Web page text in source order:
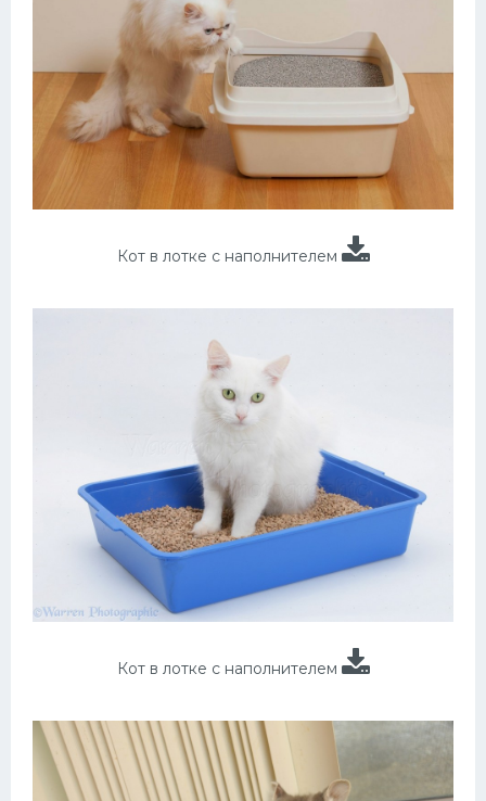
Кот в лотке с наполнителем
Кот в лотке с наполнителем